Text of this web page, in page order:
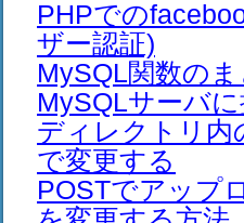
PHPでの
ザー認証)
MySQL関数の
MySQLサーバ
ディレクトリ内
で変更する
POSTでアップ